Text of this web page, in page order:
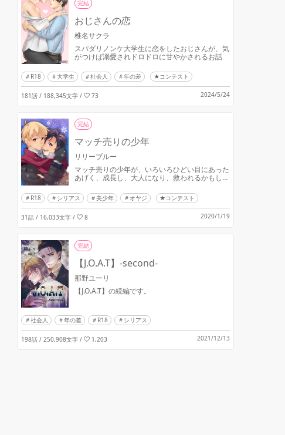
完結
おじさんの恋
椎名サクラ
スパダリノンケ大学生に恋をしたおじさんが、気
がつけば溺愛されドロドロに甘やかされるお話
R18 大学生 社会人 年の差 ★コンテスト
181話 / 188,345文字 / 73 2024/5/24
完結
マッチ売りの少年
リリーブルー
マッチ売りの少年が、いろいろひどい目にあった
あげく、成長し、大人になり、救われるかもしれ
R18 シリアス 美少年 オヤジ ★コンテスト
31話 / 16,033文字 / 8 2020/1/19
完結
【J.O.A.T】-second-
那野ユーリ
【J.O.A.T】の続編です。
社会人 年の差 R18 シリアス
198話 / 250,908文字 / 1,203 2021/12/13